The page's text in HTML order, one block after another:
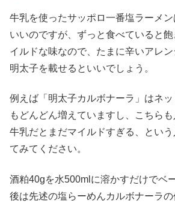
牛乳を使ったサッポロ一番塩ラーメ
いいのですが、ずっと食べていると
イルドな味なので、たまに辛いアレ
明太子を載せるといいでしょう。
例えば「明太子カルボナーラ」はネ
もどんどん増えていますし、こちら
牛乳だとまだマイルドすぎる、とい
てみてください。
酒粕40gを水500mlに溶かすだけでベ
後は先述の塩らーめんカルボナーラの